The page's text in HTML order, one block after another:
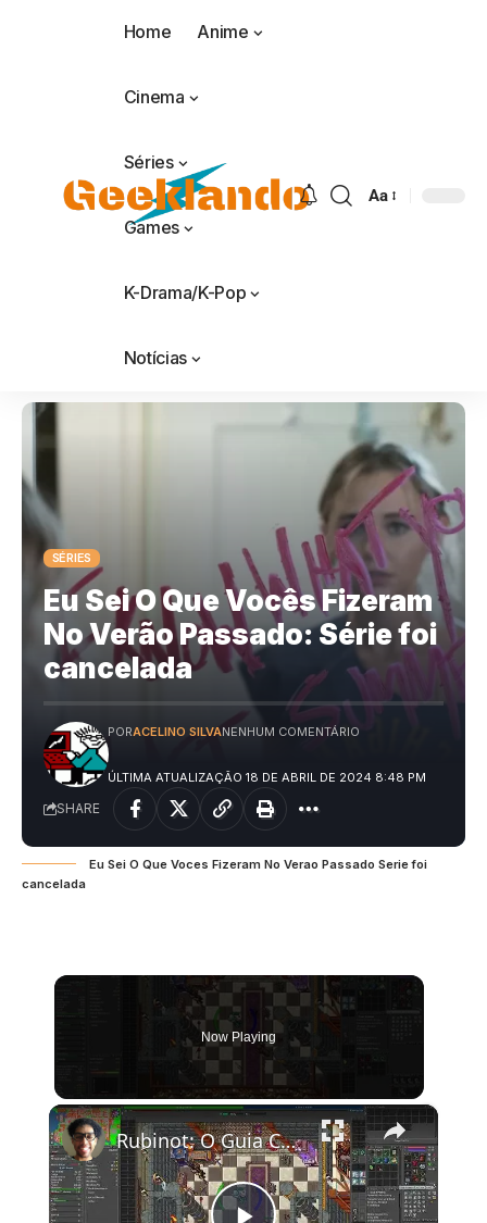
Home Anime
Cinema
Séries
Games
K-Drama/K-Pop
Notícias
Aa
SÉRIES
Eu Sei O Que Vocês Fizeram
No Verão Passado: Série foi
cancelada
ÚLTIMA ATUALIZAÇÃO 18 DE ABRIL DE 2024 8:48 PM
PORACELINO SILVANENHUM COMENTÁRIO
SHARE
Eu Sei O Que Voces Fizeram No Verao Passado Serie foi
cancelada
Now Playing
×
Rubinot: O Guia Completo para Iniciantes (14 Dicas Essenciais)